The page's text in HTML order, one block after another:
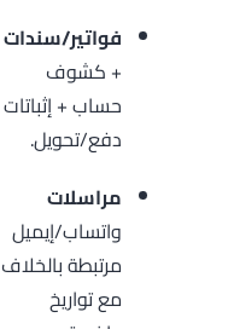
فواتير/سندات
+ كشوف
حساب + إثباتات
دفع/تحويل.
مراسلات
واتساب/إيميل
مرتبطة بالخلاف
مع تواريخ